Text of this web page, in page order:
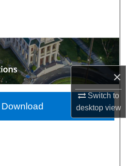
×
Switch to
desktopview
Collections
Account
About
Network™